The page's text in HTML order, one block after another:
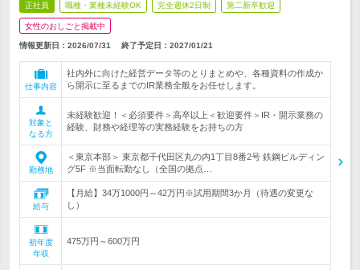
正社員 職種・業種未経験OK 完全週休2日制 第二新卒歓迎
女性のおしごと掲載中
情報更新日：2026/07/31 終了予定日： 2027/01/21
仕事内容
社内外に向けた経営データ等のとりまとめや、各種資料の作成か
ら開示に至るまでのIR業務全般をお任せします。
対象と
なる方
未経験歓迎！＜必須要件＞高卒以上＜歓迎要件＞IR・開示業務の
経験、財務や経理等の実務経験をお持ちの方
勤務地
＜東京本部＞ 東京都千代田区丸の内1丁目8番2号 鉄鋼ビルディン
グ5F ※当面転勤なし（全国の拠点…
給与
【月給】34万1000円～42万円※試用期間3か月（待遇の変更な
し）
初年度
年収
475万円～600万円